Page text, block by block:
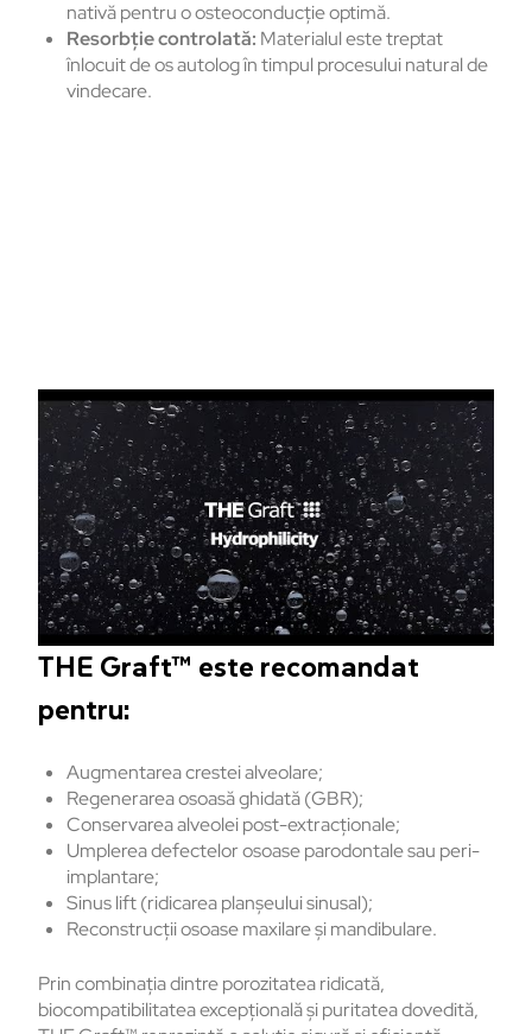
nativă pentru o osteoconducție optimă.
Resorbție controlată: Materialul este treptat
înlocuit de os autolog în timpul procesului natural de
vindecare.
THE Graft™ este recomandat
pentru:
Augmentarea crestei alveolare;
Regenerarea osoasă ghidată (GBR);
Conservarea alveolei post-extracționale;
Umplerea defectelor osoase parodontale sau peri-
implantare;
Sinus lift (ridicarea planșeului sinusal);
Reconstrucții osoase maxilare și mandibulare.
Prin combinația dintre porozitatea ridicată,
biocompatibilitatea excepțională și puritatea dovedită,